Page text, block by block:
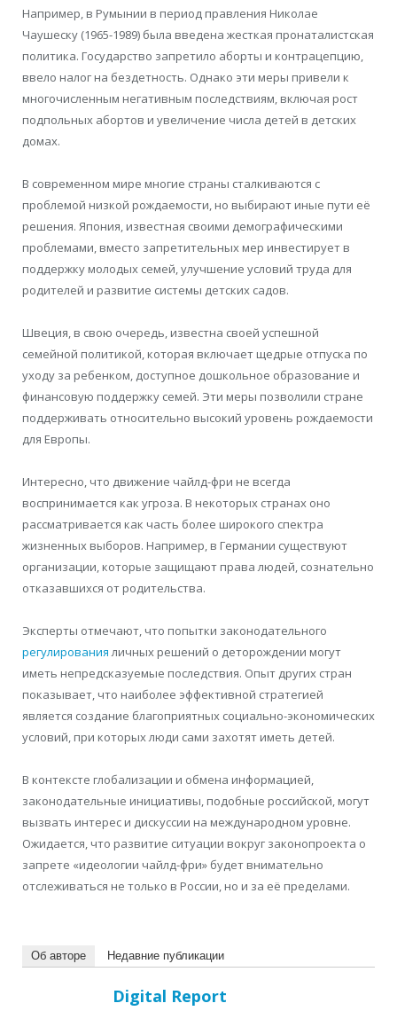
Например, в Румынии в период правления Николае
Чаушеску (1965-1989) была введена жесткая пронаталистская
политика. Государство запретило аборты и контрацепцию,
ввело налог на бездетность. Однако эти меры привели к
многочисленным негативным последствиям, включая рост
подпольных абортов и увеличение числа детей в детских
домах.
В современном мире многие страны сталкиваются с
проблемой низкой рождаемости, но выбирают иные пути её
решения. Япония, известная своими демографическими
проблемами, вместо запретительных мер инвестирует в
поддержку молодых семей, улучшение условий труда для
родителей и развитие системы детских садов.
Швеция, в свою очередь, известна своей успешной
семейной политикой, которая включает щедрые отпуска по
уходу за ребенком, доступное дошкольное образование и
финансовую поддержку семей. Эти меры позволили стране
поддерживать относительно высокий уровень рождаемости
для Европы.
Интересно, что движение чайлд-фри не всегда
воспринимается как угроза. В некоторых странах оно
рассматривается как часть более широкого спектра
жизненных выборов. Например, в Германии существуют
организации, которые защищают права людей, сознательно
отказавшихся от родительства.
Эксперты отмечают, что попытки законодательного
регулированияличных решений о деторождении могут
иметь непредсказуемые последствия. Опыт других стран
показывает, что наиболее эффективной стратегией
является создание благоприятных социально-экономических
условий, при которых люди сами захотят иметь детей.
В контексте глобализации и обмена информацией,
законодательные инициативы, подобные российской, могут
вызвать интерес и дискуссии на международном уровне.
Ожидается, что развитие ситуации вокруг законопроекта о
запрете «идеологии чайлд-фри» будет внимательно
отслеживаться не только в России, но и за её пределами.
Об авторе Недавние публикации
Digital Report